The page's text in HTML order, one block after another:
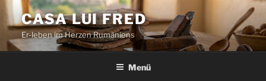
Zum
Inhalt
springen
CASA LUI FRED
Er-leben im Herzen Rumäniens
Menü